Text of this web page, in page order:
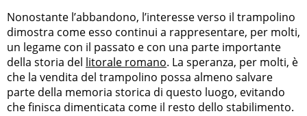
Nonostante l’abbandono, l’interesse verso il trampolino
dimostra come esso continui a rappresentare, per molti,
un legame con il passato e con una parte importante
della storia del litorale romano. La speranza, per molti, è
che la vendita del trampolino possa almeno salvare
parte della memoria storica di questo luogo, evitando
che finisca dimenticata come il resto dello stabilimento.